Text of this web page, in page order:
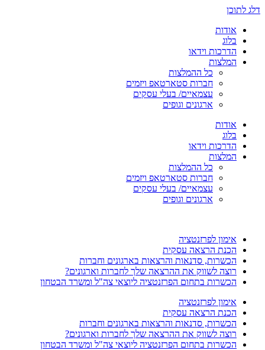
דלג לתוכן
אודות
בלוג
הדרכות וידאו
המלצות
כל ההמלצות
חברות סטארטאפ ויזמים
עצמאיים/ בעלי עסקים
ארגונים וגופים
אודות
בלוג
הדרכות וידאו
המלצות
כל ההמלצות
חברות סטארטאפ ויזמים
עצמאיים/ בעלי עסקים
ארגונים וגופים
אימון לפרזנטציה
הכנת הרצאה עסקית
הכשרות, סדנאות והרצאות בארגונים וחברות
רוצה לשווק את ההרצאה שלך לחברות וארגונים?
הכשרות בתחום הפרזנטציה ליוצאי צה"ל ומשרד הבטחון
אימון לפרזנטציה
הכנת הרצאה עסקית
הכשרות, סדנאות והרצאות בארגונים וחברות
רוצה לשווק את ההרצאה שלך לחברות וארגונים?
הכשרות בתחום הפרזנטציה ליוצאי צה"ל ומשרד הבטחון